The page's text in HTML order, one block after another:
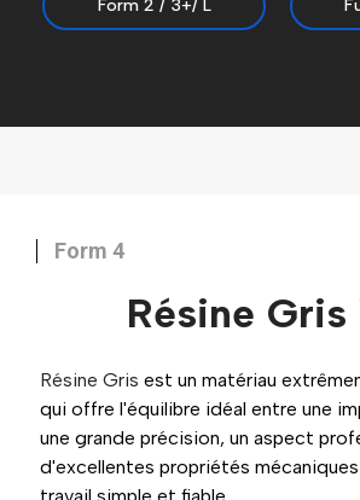
Form 2 / 3+/ L
Form 4
Résine
Résine Gris est un matériau
qui offre l'équilibre idéal entre une
une grande précision, un aspect
d'excellentes propriétés